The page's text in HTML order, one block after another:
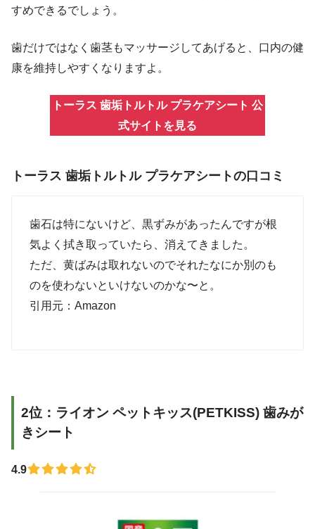
すめできるでしょう。
歯だけではなく歯茎もマッサージしてあげると、口内の健
康を維持しやすくなりますよ。
トーラス 歯垢トルトル プラケアシート 公
式サイトを見る
トーラス 歯垢トルトル プラケアシートの口コミ
歯石は特にないけど、黒ずみがあったんですが根
気よく拭き取っていたら、消えてきました。
ただ、黄ばみは取れないのでそれたなにか別のも
のを使わないといけないのかな〜と。
引用元：Amazon
2位：ライオン ペットキッス(PETKISS) 歯みが
きシート
4.9